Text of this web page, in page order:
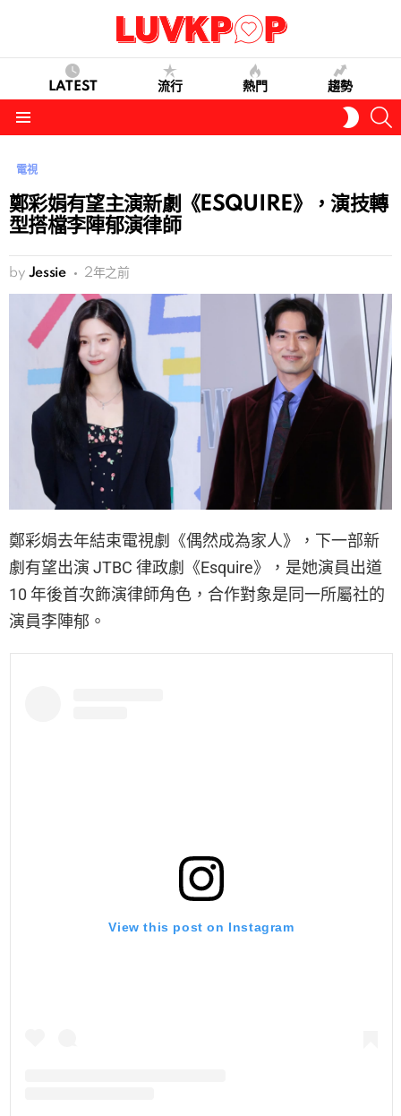
LATEST 流行 熱門 趨勢
SKIN
電視
鄭彩娟有望主演新劇《ESQUIRE》，演技轉
型搭檔李陣郁演律師
by Jessie 2年之前
鄭彩娟去年結束電視劇《偶然成為家人》，下一部新
劇有望出演 JTBC 律政劇《Esquire》，是她演員出道
10 年後首次飾演律師角色，合作對象是同一所屬社的
演員李陣郁。
View this post on Instagram